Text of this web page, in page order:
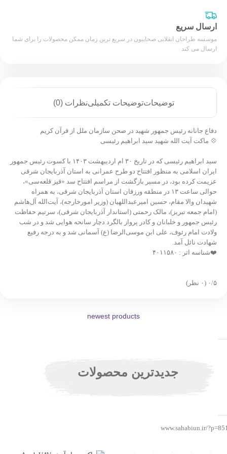
ارسال سریع
موسسه طراحان انقلابی صحابیون در سریع ترین زمان ممکن محصولات را برای شما
ارسال می کند
توضیحاتتوضیحات تکمیلینظرات (0)
دفاع جانانه رئیس جمهور شهید در صحن سازمان ملل از قرآن کریم
💠 ماکت آیت الله شهید سید ابراهیم رئیسی
سید ابراهیم رئیسی که در تاریخ ۳۰ ام اردیبهشت ۱۴۰۳ با کسوت رئیس جمهور
ایران اسلامی به منظور افتتاح دو طرح عمرانی به استان آذربایجان شرقی
عزیمت کرده بود، در مسیر بازگشت از مراسم افتتاح سد «قیز قلعه‌سی»،
حوالی ساعت ۱۳ در منطقه ورزقان استان آذربایجان شرقی، به همراه
شهیدان والا مقام، حسین امیرعبداللهیان (وزیر امورخارجه)، آیت‌الله آل‌هاشم
(امام جمعه تبریز)، مالک رحمتی (استاندار آذربایجان شرقی)، سرتیم حفاظت
رئیس جمهور و خلبانان و کادر پرواز بالگرد دچار سانحه هوایی شد و در شب
ولادت امام رئوف، علی ابن موسی‌الرضا (ع) آسمانی شد و به درجه رفیع
شهادت نائل آمد.
❤️شناسه اثر : ۴۰۱۱۵۸۰
‫۰/۵ ‫(۰ نظر)
newest products
جدیدترین محصولات
www.sahabiun.ir/